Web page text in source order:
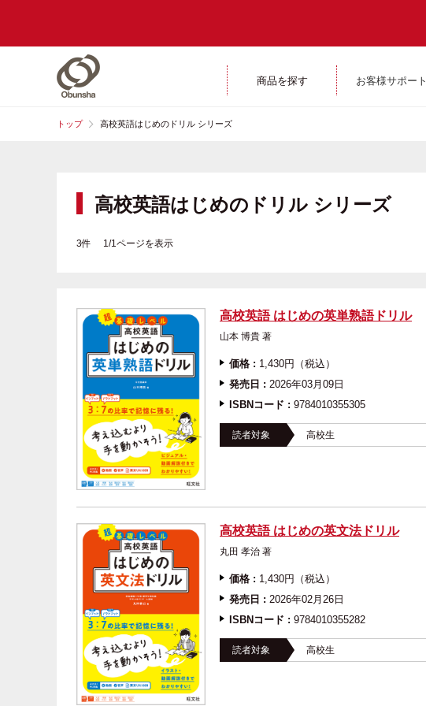
商品を探す お客様サポート
トップ 高校英語はじめのドリル シリーズ
高校英語はじめのドリル シリーズ
3件 1/1ページを表示
高校英語 はじめの英単熟語ドリル
山本 博貴 著
価格 : 1,430円（税込）
発売日 : 2026年03月09日
ISBNコード : 9784010355305
読者対象 高校生
高校英語 はじめの英文法ドリル
丸田 孝治 著
価格 : 1,430円（税込）
発売日 : 2026年02月26日
ISBNコード : 9784010355282
読者対象 高校生